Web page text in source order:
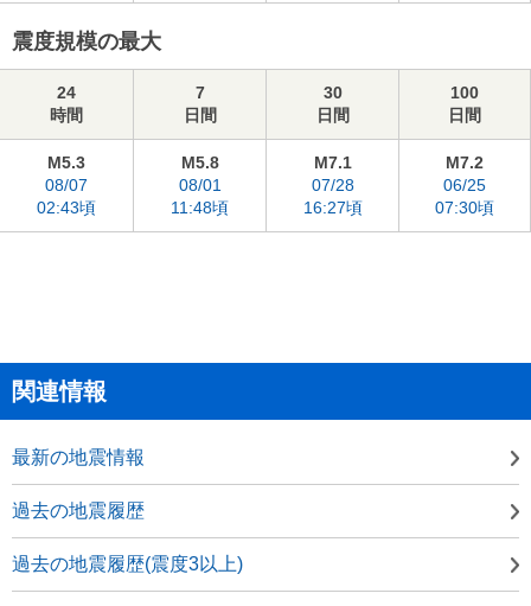
震度規模の最大
24
時間
7
日間
30
日間
100
日間
M5.3
08/07
02:43頃
M5.8
08/01
11:48頃
M7.1
07/28
16:27頃
M7.2
06/25
07:30頃
関連情報
最新の地震情報
過去の地震履歴
過去の地震履歴(震度3以上)